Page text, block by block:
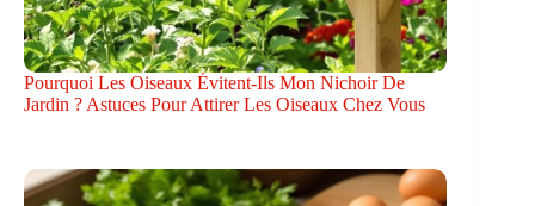
Pourquoi Les Oiseaux Évitent-Ils Mon Nichoir De
Jardin ? Astuces Pour Attirer Les Oiseaux Chez Vous